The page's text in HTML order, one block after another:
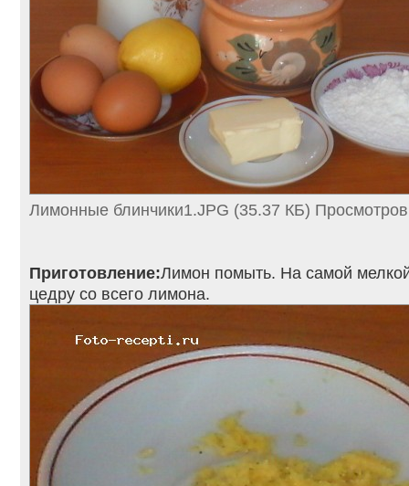
Лимонные блинчики1.JPG (35.37 КБ)
Приготовление:Лимон помыть. На самой
цедру со всего лимона.